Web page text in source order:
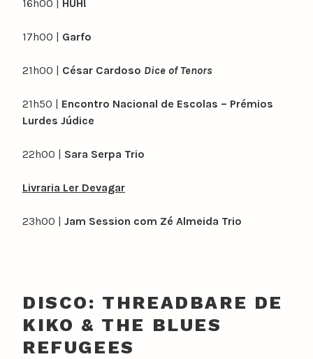
16h00 | HUH!
17h00 | Garfo
21h00 | César Cardoso Dice of Tenors
21h50 | Encontro Nacional de Escolas – Prémios
Lurdes Júdice
22h00 | Sara Serpa Trio
Livraria Ler Devagar
23h00 | Jam Session com Zé Almeida Trio
DISCO: THREADBARE DE
KIKO & THE BLUES
REFUGEES